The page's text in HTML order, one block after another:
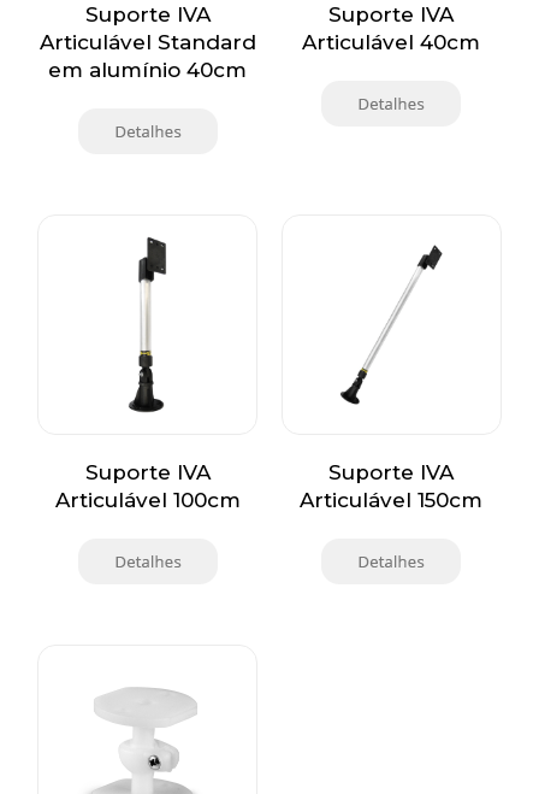
Suporte IVA
Articulável Standard
em alumínio 40cm
Suporte IVA
Articulável 40cm
Suporte IVA
Articulável 100cm
Suporte IVA
Articulável 150cm